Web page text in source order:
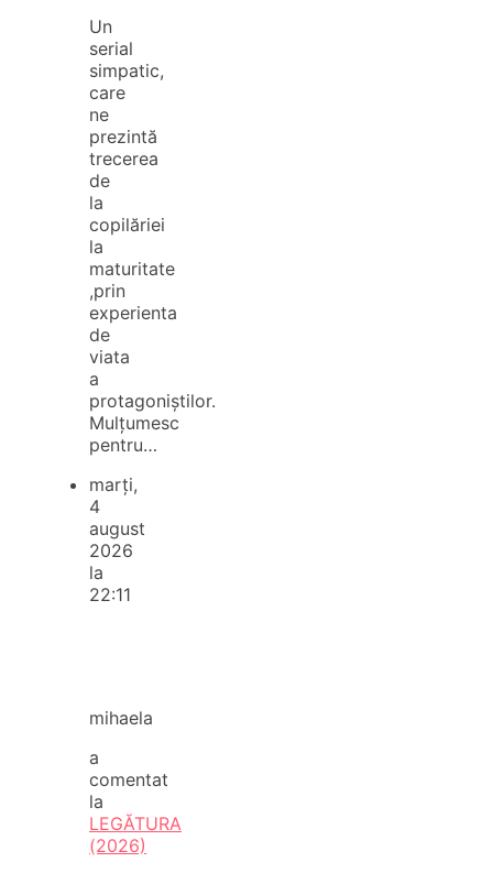
Un
serial
simpatic,
care
ne
prezintă
trecerea
de
la
copilăriei
la
maturitate
,prin
experienta
de
viata
a
protagoniștilor.
Mulțumesc
pentru…
marți,
4
august
2026
la
22:11
mihaela
a
comentat
la
LEGĂTURA
(2026)